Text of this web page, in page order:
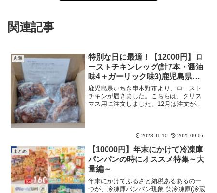
関連記事
肉類
特別な日に最適！【12000円】ロ
ーストチキンレッグ(計7本・醤油
味4＋ガーリック味3)鹿児島県産
鶏肉使用！
鹿児島県いちき串木野市より、ロースト
チキンが届きました。こちらは、クリス
マス用に注文しました。12月は注文が殺
チキンが7本も入っ...2023.01.10 2025.09.05
まとめ
【10000円】年末にかけて冷凍庫
パンパンの時にオススメ特集～大
量編～
年末にかけてふるさと納税あるあるの一
つが、冷凍庫パンパン現象 笑冷凍庫(冷蔵